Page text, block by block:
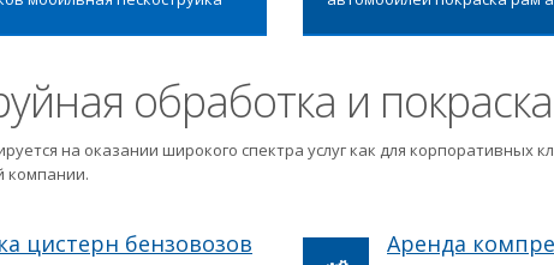
обработка и
на оказании широкого спектра услуг как для
компании.
цистерн бензовозов Аренда